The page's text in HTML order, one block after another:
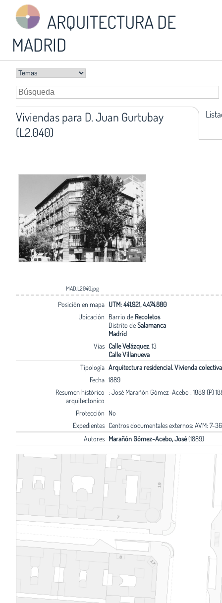
ARQUITECTURA DE
MADRID
Viviendas para D. Juan Gurtubay
(L2.040)
MAD.L2040.jpg
Posición en mapa UTM: 441.921, 4.474.880
Ubicación Barrio de Recoletos
Distrito deSalamanca
Madrid
Vías Calle Velázquez, 13
Calle Villanueva
Tipología Arquitectura residencial. Vivienda colectiva
Fecha 1889
Resumen histórico
arquitectonico
: José Marañón Gómez-Acebo : 1889 (P)
Protección No
Expedientes Centros documentales externos: AVM: 7-
Autores Marañón Gómez-Acebo, José(1889)